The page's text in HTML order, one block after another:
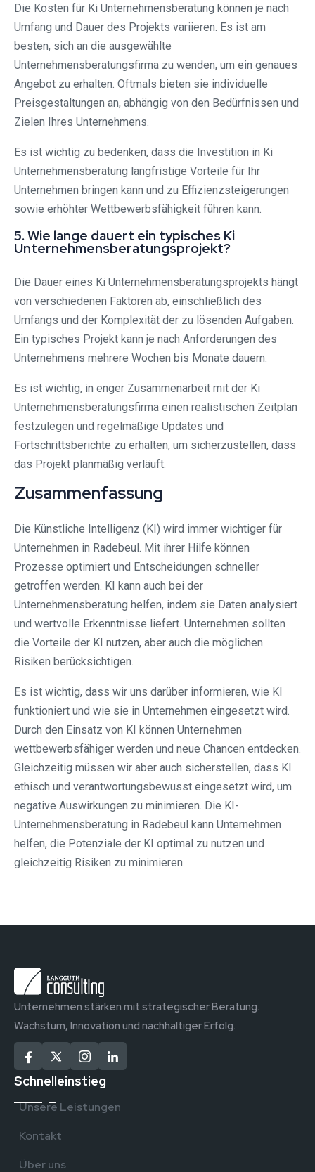
Die Kosten für Ki Unternehmensberatung können je nach
Umfang und Dauer des Projekts variieren. Es ist am
besten, sich an die ausgewählte
Unternehmensberatungsfirma zu wenden, um ein genaues
Angebot zu erhalten. Oftmals bieten sie individuelle
Preisgestaltungen an, abhängig von den Bedürfnissen und
Zielen Ihres Unternehmens.
Es ist wichtig zu bedenken, dass die Investition in Ki
Unternehmensberatung langfristige Vorteile für Ihr
Unternehmen bringen kann und zu Effizienzsteigerungen
sowie erhöhter Wettbewerbsfähigkeit führen kann.
5. Wie lange dauert ein typisches Ki
Unternehmensberatungsprojekt?
Die Dauer eines Ki Unternehmensberatungsprojekts hängt
von verschiedenen Faktoren ab, einschließlich des
Umfangs und der Komplexität der zu lösenden Aufgaben.
Ein typisches Projekt kann je nach Anforderungen des
Unternehmens mehrere Wochen bis Monate dauern.
Es ist wichtig, in enger Zusammenarbeit mit der Ki
Unternehmensberatungsfirma einen realistischen Zeitplan
festzulegen und regelmäßige Updates und
Fortschrittsberichte zu erhalten, um sicherzustellen, dass
das Projekt planmäßig verläuft.
Zusammenfassung
Die Künstliche Intelligenz (KI) wird immer wichtiger für
Unternehmen in Radebeul. Mit ihrer Hilfe können
Prozesse optimiert und Entscheidungen schneller
getroffen werden. KI kann auch bei der
Unternehmensberatung helfen, indem sie Daten analysiert
und wertvolle Erkenntnisse liefert. Unternehmen sollten
die Vorteile der KI nutzen, aber auch die möglichen
Risiken berücksichtigen.
Es ist wichtig, dass wir uns darüber informieren, wie KI
funktioniert und wie sie in Unternehmen eingesetzt wird.
Durch den Einsatz von KI können Unternehmen
wettbewerbsfähiger werden und neue Chancen entdecken.
Gleichzeitig müssen wir aber auch sicherstellen, dass KI
ethisch und verantwortungsbewusst eingesetzt wird, um
negative Auswirkungen zu minimieren. Die KI-
Unternehmensberatung in Radebeul kann Unternehmen
helfen, die Potenziale der KI optimal zu nutzen und
gleichzeitig Risiken zu minimieren.
Unternehmen stärken mit strategischer Beratung.
Wachstum, Innovation und nachhaltiger Erfolg.
Schnelleinstieg
Unsere Leistungen
Kontakt
Über uns